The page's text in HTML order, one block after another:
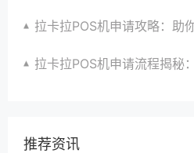
拉卡拉POS机申请攻略：助你打造个性化
拉卡拉POS机申请流程揭秘：紧跟支付
推荐资讯